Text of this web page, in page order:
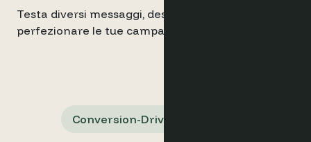
Testa diversi messaggi, design e trigger per
perfezionare le tue campagne e le conversioni.
Conversion-Driven Marketing